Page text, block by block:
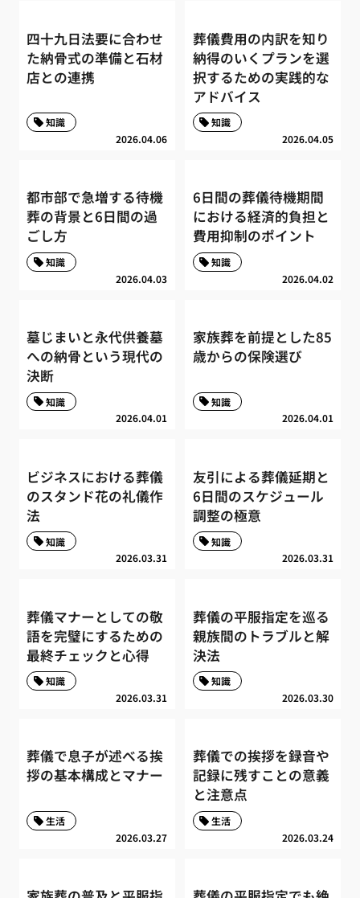
四十九日法要に合わせ
た納骨式の準備と石材
店との連携
2026.04.06
知識
葬儀費用の内訳を知り
納得のいくプランを選
択するための実践的な
アドバイス
2026.04.05
知識
都市部で急増する待機
葬の背景と6日間の過
ごし方
2026.04.03
知識
6日間の葬儀待機期間
における経済的負担と
費用抑制のポイント
2026.04.02
知識
墓じまいと永代供養墓
への納骨という現代の
決断
2026.04.01
知識
家族葬を前提とした85
歳からの保険選び
2026.04.01
知識
ビジネスにおける葬儀
のスタンド花の礼儀作
法
2026.03.31
知識
友引による葬儀延期と
6日間のスケジュール
調整の極意
2026.03.31
知識
葬儀マナーとしての敬
語を完璧にするための
最終チェックと心得
2026.03.31
知識
葬儀の平服指定を巡る
親族間のトラブルと解
決法
2026.03.30
知識
葬儀で息子が述べる挨
拶の基本構成とマナー
2026.03.27
生活
葬儀での挨拶を録音や
記録に残すことの意義
と注意点
2026.03.24
生活